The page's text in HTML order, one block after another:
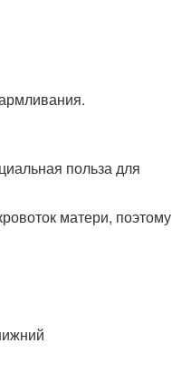
польза для
матери, поэтому